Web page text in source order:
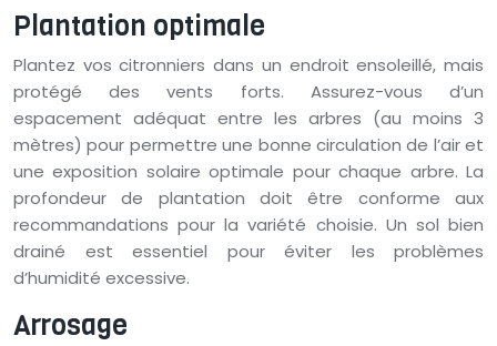
Plantation optimale
Plantez vos citronniers dans un endroit ensoleillé, mais
protégé des vents forts. Assurez-vous d’un
espacement adéquat entre les arbres (au moins 3
mètres) pour permettre une bonne circulation de l’air et
une exposition solaire optimale pour chaque arbre. La
profondeur de plantation doit être conforme aux
recommandations pour la variété choisie. Un sol bien
drainé est essentiel pour éviter les problèmes
d’humidité excessive.
Arrosage